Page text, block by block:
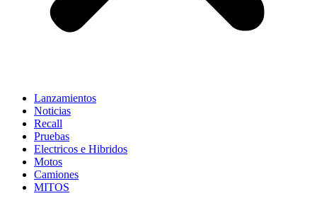
Lanzamientos
Noticias
Recall
Pruebas
Electricos e Hibridos
Motos
Camiones
MITOS